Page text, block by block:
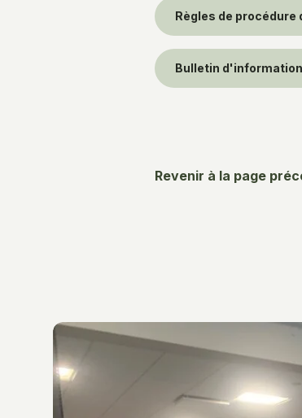
Règles de
Bulletin d'information
Revenir à la page